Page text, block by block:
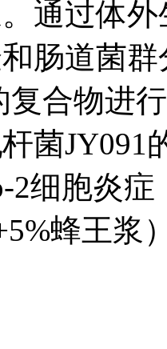
通过体
肠道菌
复合物进
菌JY091
2细胞炎
蜂王浆